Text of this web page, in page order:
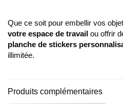
Que ce soit pour embellir vos
votre espace de travail ou offrir
planche de stickers
illimitée.
Produits complémentaires